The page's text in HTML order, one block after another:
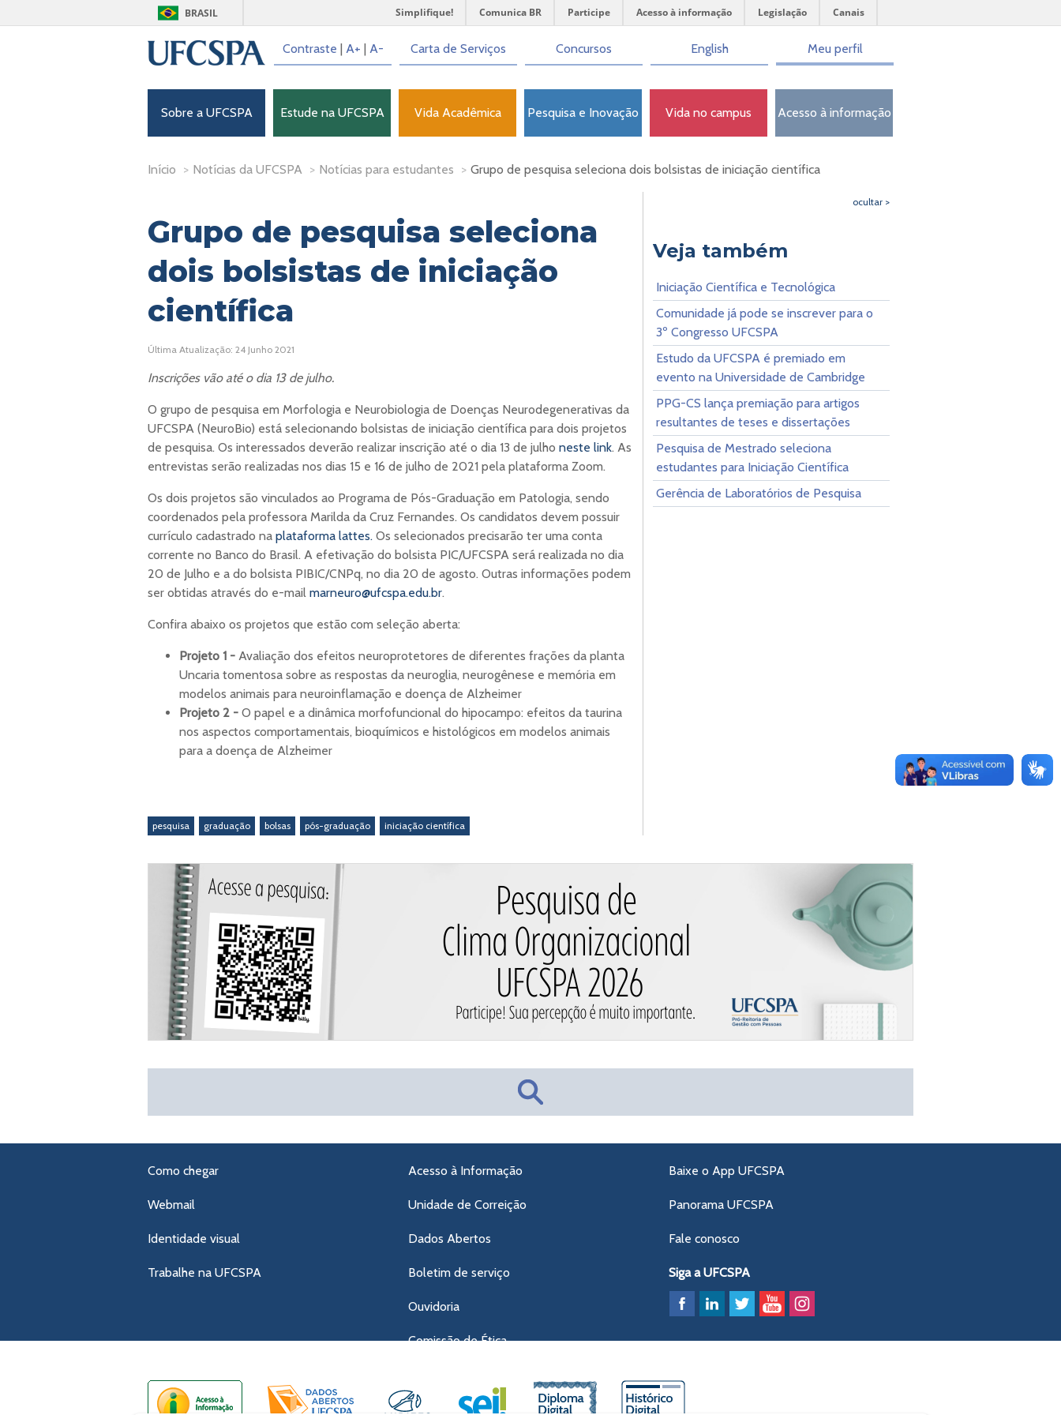
BRASIL Simplifique! Comunica BR Participe Acesso à informação Legislação Canais
Contraste | A+ | A- Carta de Serviços Concursos English Meu perfil
Sobre a UFCSPA Estude na UFCSPA Vida Acadêmica Pesquisa e Inovação Vida no campus Acesso à informação
Início > Notícias da UFCSPA > Notícias para estudantes > Grupo de pesquisa seleciona dois bolsistas de iniciação científica
Grupo de pesquisa seleciona
dois bolsistas de iniciação
científica
Última Atualização: 24 Junho 2021
Inscrições vão até o dia 13 de julho.
O grupo de pesquisa em Morfologia e Neurobiologia de Doenças Neurodegenerativas da
UFCSPA (NeuroBio) está selecionando bolsistas de iniciação científica para dois projetos
de pesquisa. Os interessados deverão realizar inscrição até o dia 13 de julho neste link. As
entrevistas serão realizadas nos dias 15 e 16 de julho de 2021 pela plataforma Zoom.
Os dois projetos são vinculados ao Programa de Pós-Graduação em Patologia, sendo
coordenados pela professora Marilda da Cruz Fernandes. Os candidatos devem possuir
currículo cadastrado na plataforma lattes. Os selecionados precisarão ter uma conta
corrente no Banco do Brasil. A efetivação do bolsista PIC/UFCSPA será realizada no dia
20 de Julho e a do bolsista PIBIC/CNPq, no dia 20 de agosto. Outras informações podem
ser obtidas através do e-mail marneuro@ufcspa.edu.br.
Confira abaixo os projetos que estão com seleção aberta:
Projeto 1 - Avaliação dos efeitos neuroprotetores de diferentes frações da planta
Uncaria tomentosa sobre as respostas da neuroglia, neurogênese e memória em
modelos animais para neuroinflamação e doença de Alzheimer
Projeto 2 - O papel e a dinâmica morfofuncional do hipocampo: efeitos da taurina
nos aspectos comportamentais, bioquímicos e histológicos em modelos animais
para a doença de Alzheimer
pesquisa graduação bolsas pós-graduação iniciação científica
ocultar >
Veja também
Iniciação Científica e Tecnológica
Comunidade já pode se inscrever para o
3º Congresso UFCSPA
Estudo da UFCSPA é premiado em
evento na Universidade de Cambridge
PPG-CS lança premiação para artigos
resultantes de teses e dissertações
Pesquisa de Mestrado seleciona
estudantes para Iniciação Científica
Gerência de Laboratórios de Pesquisa
Como chegar
Webmail
Identidade visual
Trabalhe na UFCSPA
Acesso à Informação
Unidade de Correição
Dados Abertos
Boletim de serviço
Ouvidoria
Comissão de Ética
Baixe o App UFCSPA
Panorama UFCSPA
Fale conosco
Siga a UFCSPA